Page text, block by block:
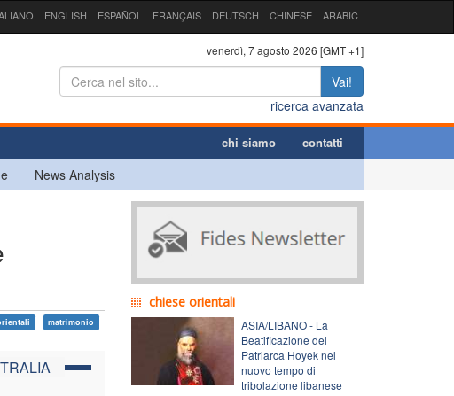
ENGLISH ESPAÑOL FRANÇAIS DEUTSCH CHINESE ARABIC
venerdì, 7 agosto 2026 [GMT +1]
Vai!
ricerca avanzata
chi siamo contatti
News Analysis
matrimonio
chiese orientali
ASIA/LIBANO - La
Beatificazione del
Patriarca Hoyek nel
nuovo tempo di
tribolazione libanese